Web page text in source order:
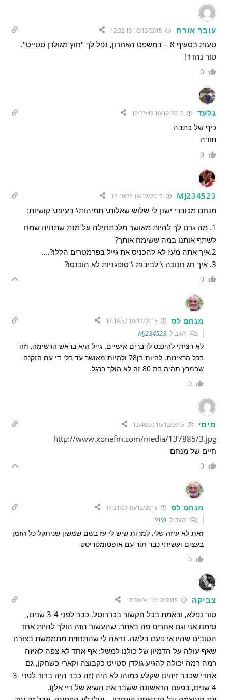
עובר אורח
טעות בסעיף 8 – במשפט האחרון, נפל לך "חוץ מגולדן סטייט".
טור נהדר!
0
גלעד 10/12/2015 12:33:48
כיף של כתבה
תודה
0
MJ234523
10/12/2015 12:40:32
מנחם מכובדי ישנן לי שלוש שאלות\ תמיהות\ בעיות\ קושיות:
1. מה גרם לך להיות מאושר מלכתחילה על מנת שתהיה שמח
לשתף אותנו במה ששימח אותך?
2.איך אתה מעז לא להכניס את גייל בפרמטרים הללו?….
3. איך חג חנוכה \ לביבות \ סופגניות לא הוכנסו?
0
מנחם לס 10/12/2015 17:19:57
הגב לMJ234523
לא רציתי להיכנס לדברים אישיים. גייל היא בראש הרשימה, וזה
בכל הרצינות. להיות בן78 ולהיות מאושר עד בלי די עם הזקנה
שבמרץ תהיה בת 80 זה לא הולך ברגל.
0
מימי 10/12/2015 12:48:00
http://www.xonefm.com/media/137885/3.jpg
חיים של מנחם
0
מנחם לס 10/12/2015 17:21:09
הגב למימי
זאת לא עיזה שלי, למרות שיש לי עז בשם שמשון שניתקל כל הזמן
בעצים ועשיתי כבר תור עם אופטומטריסט
0
צביקה
טור נפלא, ובאמת בכל הקשור בכדרוסל, כבר לפני 3-4 שנים,
סימנו אני וגם אחרים פה באתר, שהעשור הזה הולך להיות אחד
הטובים שהיו אי פעם בליגה. נראה לי שהתחזית מתממשת בצורה
שאף עולה על הדמיון של כולנו למשל: אף אחד לא צפה לאיזה
רמה רמה יכולה להגיע גולדן סטייט כקבוצה וקארי כשחקן, גם
אחרי שכבר זיהינו שקלע כמוהו לא היה (זה כבר היה ברור לפני 3-
4 שנים, בפעם הראשונה ששבר את השיא של ריי אלן).